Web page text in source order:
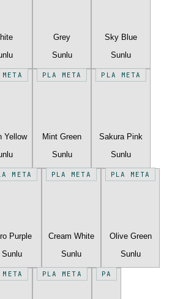
Grey
Sunlu
Sky Blue
Sunlu
Yellow
PLA META
Mint Green
Sunlu
PLA META
Sakura Pink
Sunlu
META
Purple
Sunlu
PLA META
Cream White
Sunlu
PLA META
Olive Green
Sunlu
PLA META PA